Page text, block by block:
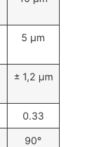
5 µm
± 1,2 µm
0.33
90°